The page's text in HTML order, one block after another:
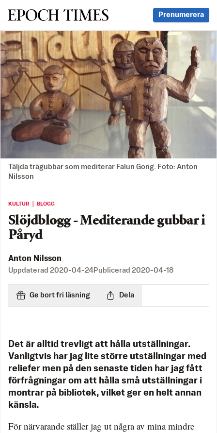
Svenska Epoch Times Prenumerera
Täljda trägubbar som mediterar Falun Gong. Foto: Anton
Nilsson
KULTUR ｜ BLOGG
Slöjdblogg - Mediterande gubbar i
Påryd
Anton Nilsson
Uppdaterad 2020-04-24 Publicerad 2020-04-18
Ge bort fri läsning Dela
Det är alltid trevligt att hålla utställningar.
Vanligtvis har jag lite större utställningar med
reliefer men på den senaste tiden har jag fått
förfrågningar om att hålla små utställningar i
montrar på bibliotek, vilket ger en helt annan
känsla.
För närvarande ställer jag ut några av mina mindre